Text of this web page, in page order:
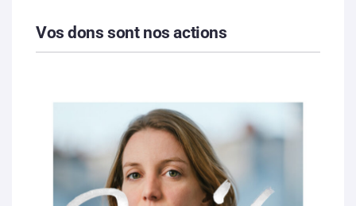
Vos dons sont nos actions